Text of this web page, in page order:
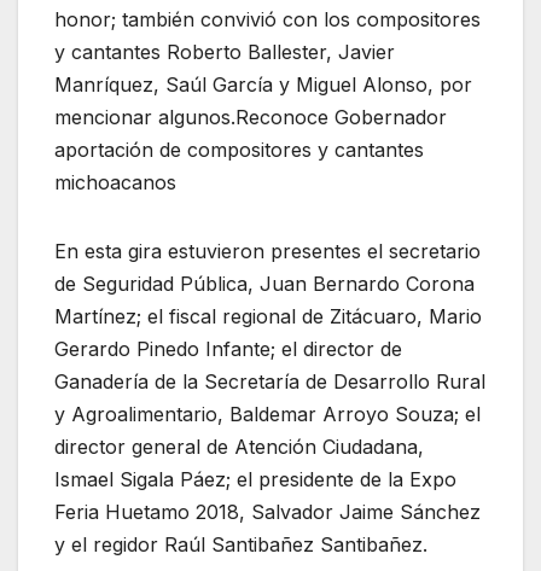
honor; también convivió con los compositores
y cantantes Roberto Ballester, Javier
Manríquez, Saúl García y Miguel Alonso, por
mencionar algunos.Reconoce Gobernador
aportación de compositores y cantantes
michoacanos
En esta gira estuvieron presentes el secretario
de Seguridad Pública, Juan Bernardo Corona
Martínez; el fiscal regional de Zitácuaro, Mario
Gerardo Pinedo Infante; el director de
Ganadería de la Secretaría de Desarrollo Rural
y Agroalimentario, Baldemar Arroyo Souza; el
director general de Atención Ciudadana,
Ismael Sigala Páez; el presidente de la Expo
Feria Huetamo 2018, Salvador Jaime Sánchez
y el regidor Raúl Santibañez Santibañez.